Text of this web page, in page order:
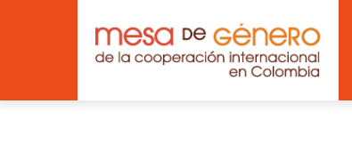
content